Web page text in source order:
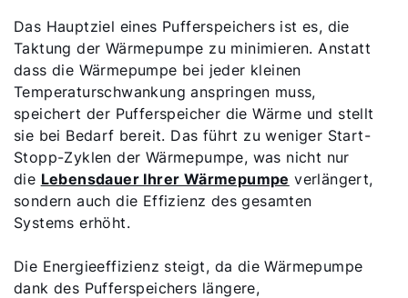
Das Hauptziel eines Pufferspeichers ist es, die
Taktung der Wärmepumpe zu minimieren. Anstatt
dass die Wärmepumpe bei jeder kleinen
Temperaturschwankung anspringen muss,
speichert der Pufferspeicher die Wärme und stellt
sie bei Bedarf bereit. Das führt zu weniger Start-
Stopp-Zyklen der Wärmepumpe, was nicht nur
die Lebensdauer Ihrer Wärmepumpe verlängert,
sondern auch die Effizienz des gesamten
Systems erhöht.
Die Energieeffizienz steigt, da die Wärmepumpe
dank des Pufferspeichers längere,